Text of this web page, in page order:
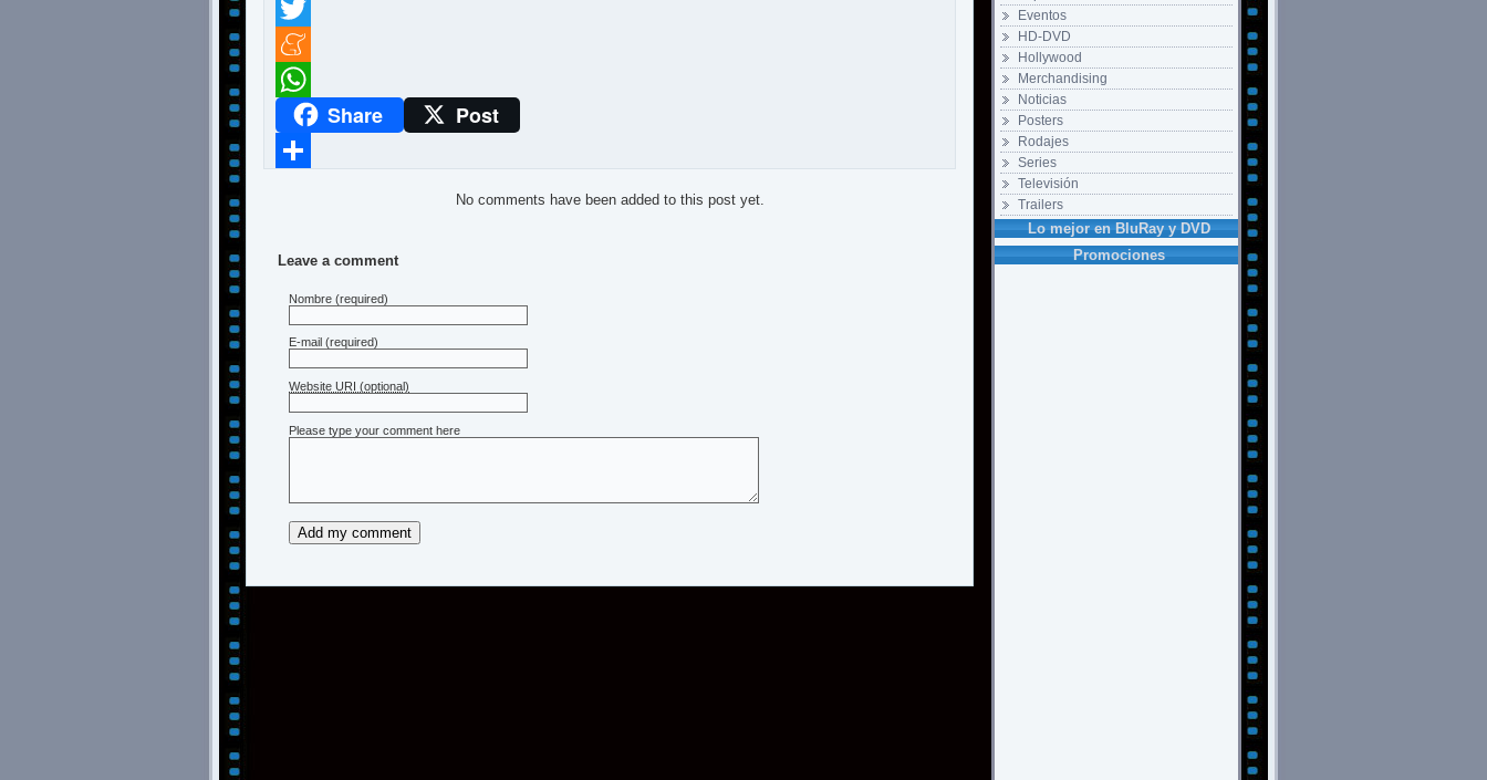
Eventos
HD-DVD
Hollywood
Merchandising
Noticias
Posters
Rodajes
Series
Televisión
Trailers
Lo mejor en BluRay y DVD
Promociones
Facebook
Twitter
Meneame
WhatsAppShare Post
No comments have been added to this post yet.
Leave a comment
Nombre (required)
E-mail (required)
Website URI (optional)
Please type your comment here